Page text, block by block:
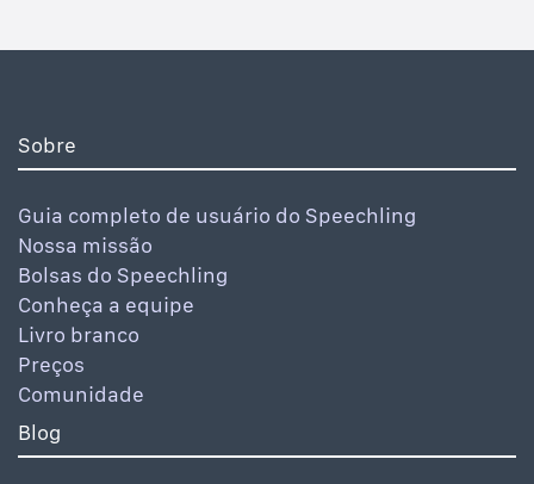
Sobre
Guia completo de usuário do Speechling
Nossa missão
Bolsas do Speechling
Conheça a equipe
Livro branco
Preços
Comunidade
Blog